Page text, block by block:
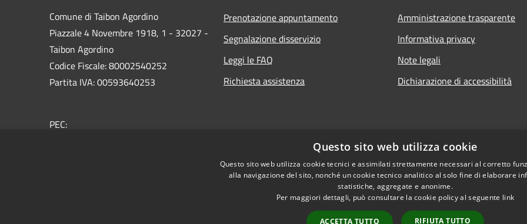
Comune di Taibon Agordino
Piazzale 4 Novembre 1918, 1 - 32027 -
Taibon Agordino
Codice Fiscale: 80002540252
Partita IVA: 00593640253
PEC:
Prenotazione appuntamento
Segnalazione disservizio
Leggi le FAQ
Richiesta assistenza
Amministrazione trasparente
Informativa privacy
Note legali
Dichiarazione di accessibilità
Questo sito web utilizza cookie
Questo sito web utilizza cookie tecnici e assimilati strettamente necessari al corretto
alla navigazione del sito, nonché un cookie tecnico analitico al solo fine di elaborare
statistiche, aggregate e anonime.
Per maggiori dettagli, può consultare la cookie policy al seguente link
ACCETTA TUTTO RIFIUTA TUTTO